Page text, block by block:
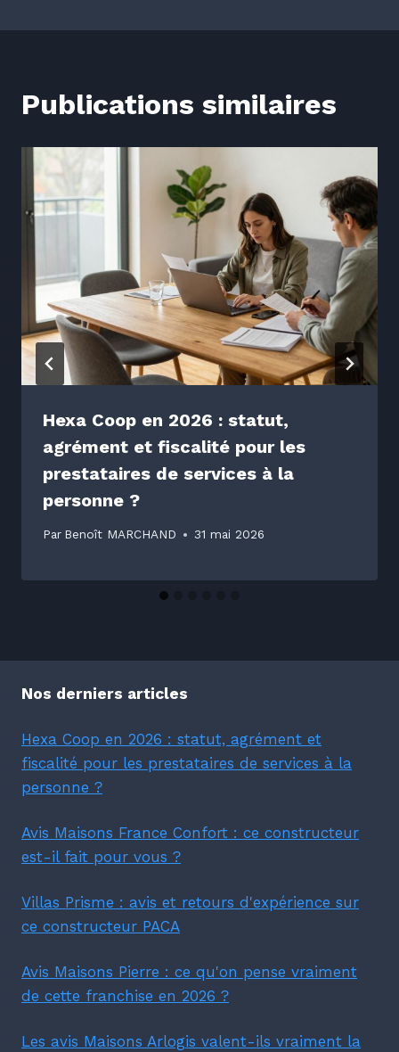
Publications similaires
Hexa Coop en 2026 : statut,
agrément et fiscalité pour les
prestataires de services à la
personne ?
Par Benoît MARCHAND 31 mai 2026
Nos derniers articles
Hexa Coop en 2026 : statut, agrément et
fiscalité pour les prestataires de services à la
personne ?
Avis Maisons France Confort : ce constructeur
est-il fait pour vous ?
Villas Prisme : avis et retours d'expérience sur
ce constructeur PACA
Avis Maisons Pierre : ce qu'on pense vraiment
de cette franchise en 2026 ?
Les avis Maisons Arlogis valent-ils vraiment la